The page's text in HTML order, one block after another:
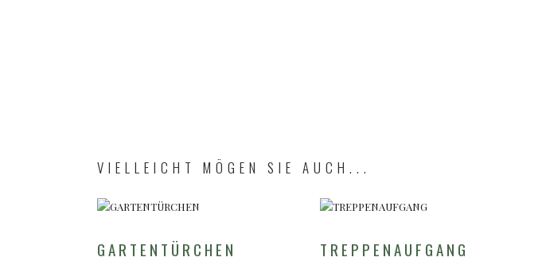
VIELLEICHT MÖGEN SIE AUCH...
GARTENTÜRCHEN TREPPENAUFGANG